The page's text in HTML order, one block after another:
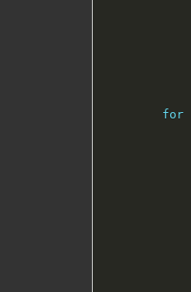
for